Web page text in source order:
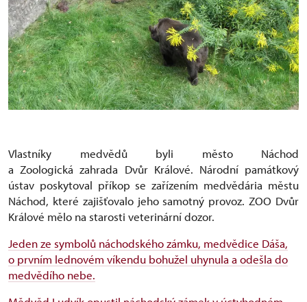
Vlastníky medvědů byli město Náchod
a Zoologická zahrada Dvůr Králové. Národní památkový
ústav poskytoval příkop se zařízením medvědária městu
Náchod, které zajišťovalo jeho samotný provoz. ZOO Dvůr
Králové mělo na starosti veterinární dozor.
Jeden ze symbolů náchodského zámku, medvědice Dáša,
o prvním lednovém víkendu bohužel uhynula a odešla do
medvědího nebe.